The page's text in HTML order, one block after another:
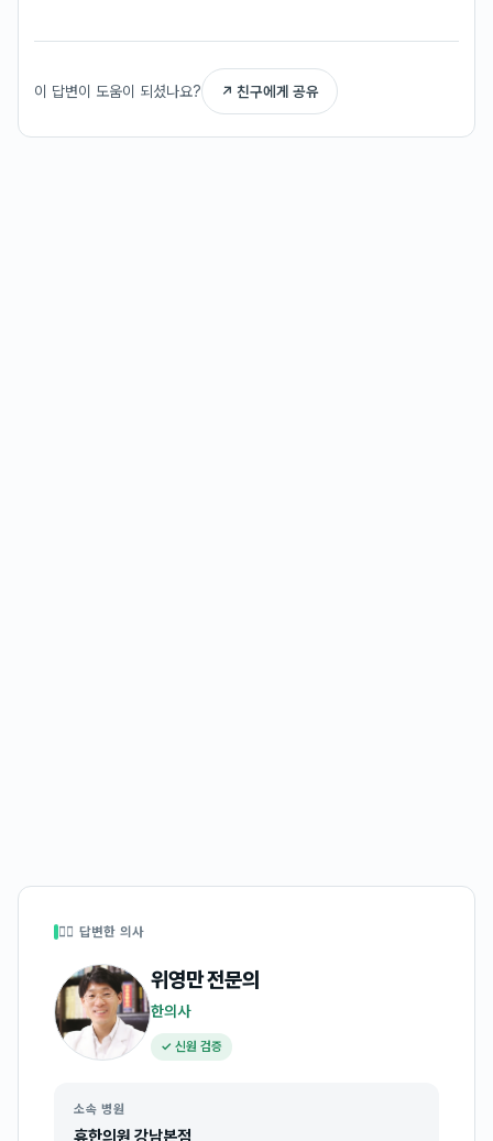
이 답변이 도움이 되셨나요? ↗ 친구에게 공유
👩‍⚕️ 답변한 의사
위영만전문의
한의사
✓ 신원 검증
소속 병원
휴한의원 강남본점